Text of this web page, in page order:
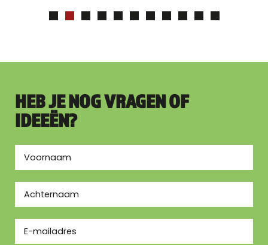
HEB JE NOG VRAGEN OF
IDEEËN?